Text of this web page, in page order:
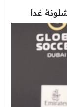
غدا